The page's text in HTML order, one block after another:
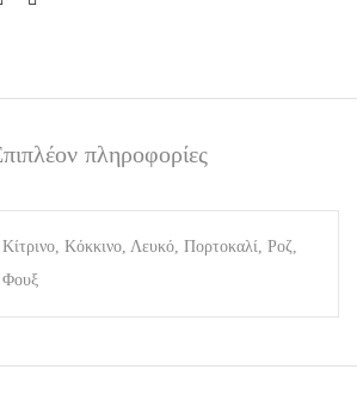
πληροφορίες
Κίτρινο, Κόκκινο, Λευκό, Πορτοκαλί, Ροζ,
Φουξ